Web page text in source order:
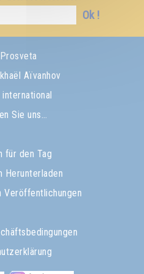
Ok !
Aïvanhov
Sie uns…
für den Tag
Herunterladen
Veröffentlichungen